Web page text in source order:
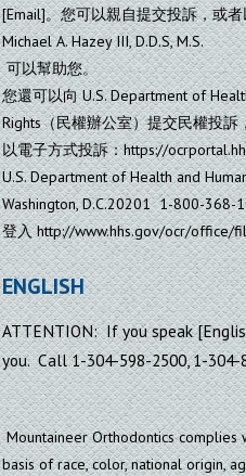
[Email]。您可以親自提交投訴，或
Michael A. Hazey III, D.D.S, M.S.
可以幫助您。
您還可以向 U.S. Department of
Rights（民權辦公室）提交民權投訴
以電子方式投訴：https://
U.S. Department of Health and
Washington, D.C.20201 1-800-
登入 http://www.hhs.gov/ocr/office/
ENGLISH
ATTENTION: If you speak
you. Call 1-304-598-2500, 1-304-
Mountaineer Orthodontics complies
basis of race, color, national origin,